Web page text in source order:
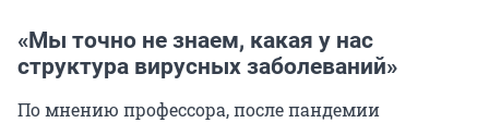
«Мы точно не знаем, какая у нас
структура вирусных заболеваний»
По мнению профессора, после пандемии